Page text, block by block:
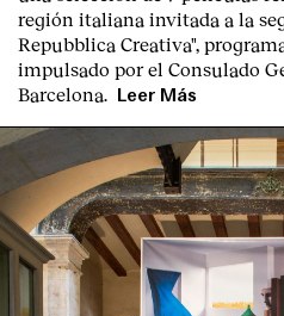
región italiana invitada a la
Repubblica Creativa",
impulsado por el Consulado
Barcelona.
Leer Más